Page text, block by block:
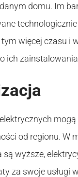
domu. Im
więcej czasu i
ich
od regionu. W
są wyższe,
za swoje usługi